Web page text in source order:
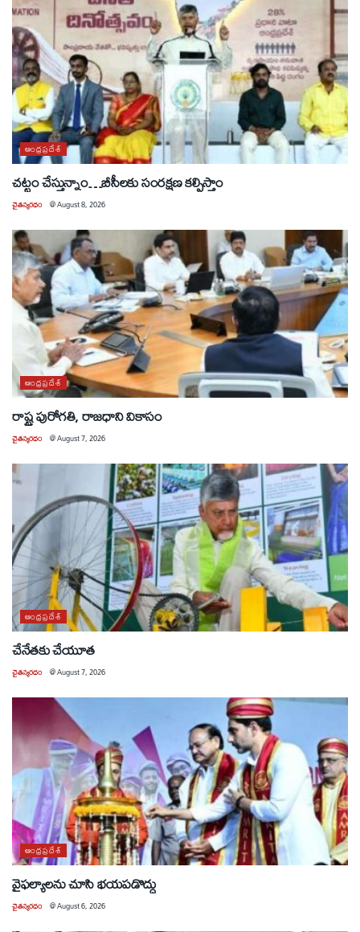
ఆంధ్రప్రదేశ్
చట్టం చేస్తున్నాం…బీసీలకు సంరక్షణ కల్పిస్తాం
చైతన్యరధం @August 8, 2026
ఆంధ్రప్రదేశ్
రాష్ట్ర పురోగతి, రాజధాని వికాసం
చైతన్యరధం @August 7, 2026
ఆంధ్రప్రదేశ్
చేనేతకు చేయూత
చైతన్యరధం @August 7, 2026
ఆంధ్రప్రదేశ్
వైఫల్యాలను చూసి భయపడొద్దు
చైతన్యరధం @August 6, 2026